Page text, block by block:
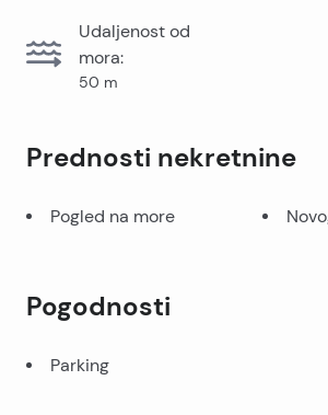
Udaljenost od
mora:
50 m
Prednosti nekretnine
Pogled na more
Pogodnosti
Parking